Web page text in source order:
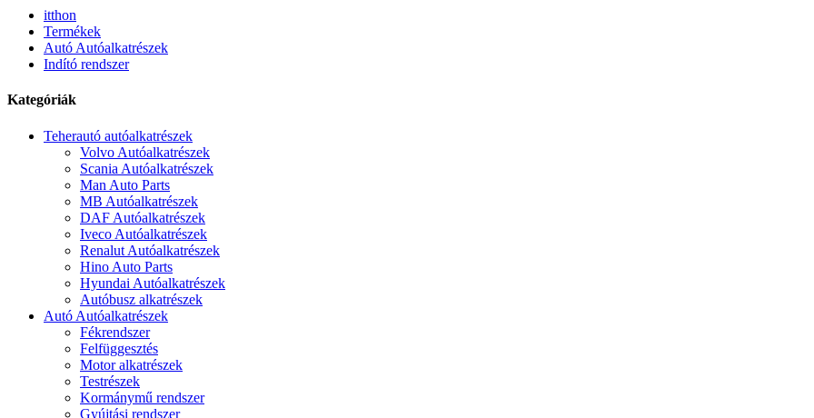
itthon
Termékek
Autó Autóalkatrészek
Indító rendszer
Kategóriák
Teherautó autóalkatrészek
Volvo Autóalkatrészek
Scania Autóalkatrészek
Man Auto Parts
MB Autóalkatrészek
DAF Autóalkatrészek
Iveco Autóalkatrészek
Renalut Autóalkatrészek
Hino Auto Parts
Hyundai Autóalkatrészek
Autóbusz alkatrészek
Autó Autóalkatrészek
Fékrendszer
Felfüggesztés
Motor alkatrészek
Testrészek
Kormánymű rendszer
Gyújtási rendszer